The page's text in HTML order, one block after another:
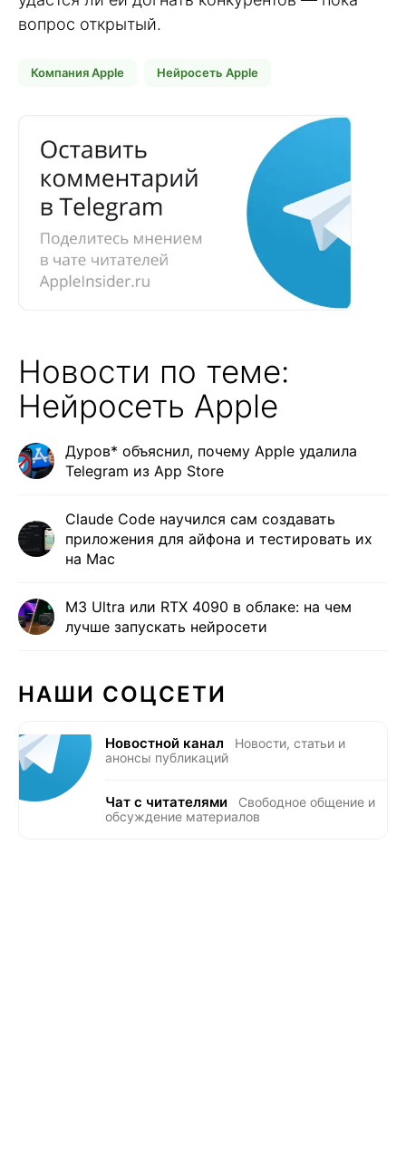
вопрос открытый.
Компания Apple Нейросеть Apple
Новости по теме:
Нейросеть Apple
Дуров* объяснил, почему Apple удалила
Telegram из App Store
Claude Code научился сам создавать
приложения для айфона и тестировать их
на Mac
M3 Ultra или RTX 4090 в облаке: на чем
лучше запускать нейросети
НАШИ СОЦСЕТИ
Новостной канал
Новости, статьи и
анонсы публикаций
Чат с читателями
Свободное общение и
обсуждение материалов